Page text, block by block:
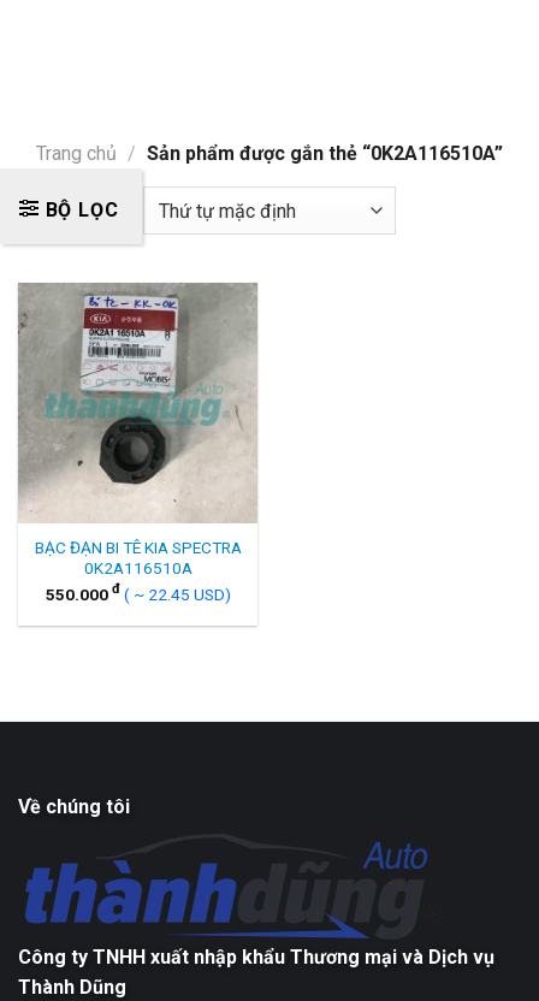
Trang chủ / Sản phẩm được gắn thẻ “0K2A116510A”
BỘ LỌC
BẠC ĐẠN BI TÊ KIA SPECTRA
0K2A116510A
550.000 đ ( ~ 22.45 USD)
Về chúng tôi
Công ty TNHH xuất nhập khẩu Thương mại và Dịch vụ
Thành Dũng